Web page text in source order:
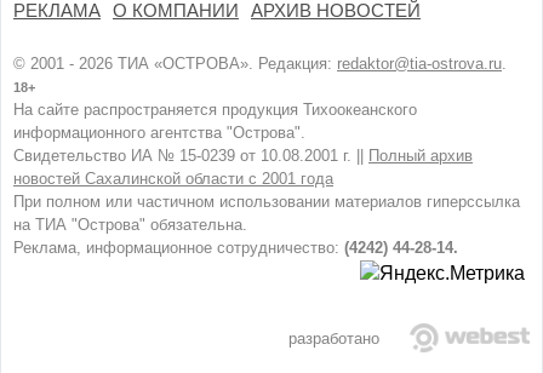
РЕКЛАМА О КОМПАНИИ АРХИВ НОВОСТЕЙ
© 2001 - 2026 ТИА «ОСТРОВА». Редакция: redaktor@tia-ostrova.ru.
18+
На сайте распространяется продукция Тихоокеанского
информационного агентства "Острова".
Свидетельство ИА № 15-0239 от 10.08.2001 г. ||
Полный архив
новостей Сахалинской области с 2001 года
При полном или частичном использовании материалов гиперссылка
на ТИА "Острова" обязательна.
Реклама, информационное сотрудничество: (4242) 44-28-14.
разработано